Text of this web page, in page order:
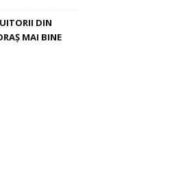
DIN
MAI BINE